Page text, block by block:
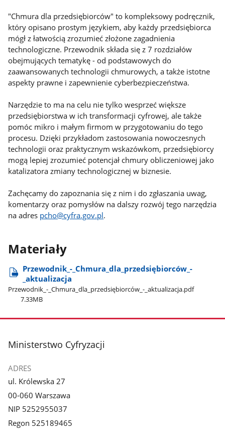
"Chmura dla przedsiębiorców" to kompleksowy podręcznik,
który opisano prostym językiem, aby każdy przedsiębiorca
mógł z łatwością zrozumieć złożone zagadnienia
technologiczne. Przewodnik składa się z 7 rozdziałów
obejmujących tematykę - od podstawowych do
zaawansowanych technologii chmurowych, a także istotne
aspekty prawne i zapewnienie cyberbezpieczeństwa.
Narzędzie to ma na celu nie tylko wesprzeć większe
przedsiębiorstwa w ich transformacji cyfrowej, ale także
pomóc mikro i małym firmom w przygotowaniu do tego
procesu. Dzięki przykładom zastosowania nowoczesnych
technologii oraz praktycznym wskazówkom, przedsiębiorcy
mogą lepiej zrozumieć potencjał chmury obliczeniowej jako
katalizatora zmiany technologicznej w biznesie.
Zachęcamy do zapoznania się z nim i do zgłaszania uwag,
komentarzy oraz pomysłów na dalszy rozwój tego narzędzia
na adres pcho@cyfra.gov.pl.
Materiały
Przewodnik​_-​_Chmura​_dla​_przedsiębiorców​_-​
_aktualizacja
Przewodnik​_-​_Chmura​_dla​_przedsiębiorców​_-​_aktualizacja.pdf
7.33MB
stopka
Ministerstwo Cyfryzacji
ADRES
ul. Królewska 27
00-060 Warszawa
NIP 5252955037
Regon 525189465